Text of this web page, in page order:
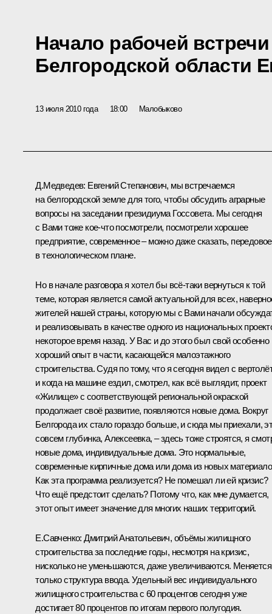
Начало рабочей
Белгородской области
13 июля 2010 года 18:00 Малобыково
Д.Медведев: Евгений Степанович, мы встречаемся
на белгородской земле для того, чтобы обсудить аграрные
вопросы на заседании президиума Госсовета. Мы сегодня
с Вами тоже кое‑что посмотрели, посмотрели хорошее
предприятие, современное – можно даже сказать, передовое
в технологическом плане.
Но в начале разговора я хотел бы всё‑таки вернуться к той
теме, которая является самой актуальной для всех,
жителей нашей страны, которую мы с Вами начали
и реализовывать в качестве одного из национальных
некоторое время назад. У Вас и до этого был свой особенно
хороший опыт в части, касающейся малоэтажного
строительства. Судя по тому, что я сегодня видел с
и когда на машине ездил, смотрел, как всё выглядит, проект
«Жилище» с соответствующей региональной окраской
продолжает своё развитие, появляются новые дома. Вокруг
Белгорода их стало гораздо больше, и сюда мы приехали,
совсем глубинка, Алексеевка, – здесь тоже строятся, я
новые дома, индивидуальные дома. Это нормальные,
современные кирпичные дома или дома из новых
Как эта программа реализуется? Не помешал ли ей кризис?
Что ещё предстоит сделать? Потому что, как мне думается,
этот опыт имеет значение для многих наших территорий.
Е.Савченко: Дмитрий Анатольевич, объёмы жилищного
строительства за последние годы, несмотря на кризис,
нисколько не уменьшаются, даже увеличиваются. Меняется
только структура ввода. Удельный вес индивидуального
жилищного строительства с 60 процентов сегодня уже
достигает 80 процентов по итогам первого полугодия.